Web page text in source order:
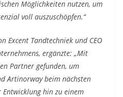
Möglichkeiten nutzen, um
voll auszuschöpfen.“
Excent Tandtechniek und CEO
ergänzte: „Mit
Partner gefunden, um
Artinorway beim nächsten
hin zu einem